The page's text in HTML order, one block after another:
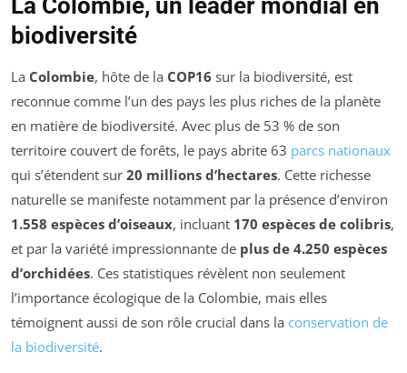
biodiversité
La Colombie, hôte de la COP16 sur la biodiversité, est
reconnue comme l’un des pays les plus riches de la planète
en matière de biodiversité. Avec plus de 53 % de son
territoire couvert de forêts, le pays abrite 63 parcs nationaux
qui s’étendent sur 20 millions d’hectares. Cette richesse
naturelle se manifeste notamment par la présence d’environ
1.558 espèces d’oiseaux, incluant 170 espèces de colibris,
et par la variété impressionnante de plus de 4.250 espèces
d’orchidées. Ces statistiques révèlent non seulement
l’importance écologique de la Colombie, mais elles
témoignent aussi de son rôle crucial dans la conservation de
la biodiversité.